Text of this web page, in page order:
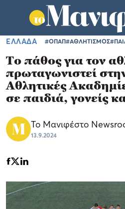
ΕΛΛΑΔΑ #ΟΠΑΠ#ΑΘΛΗΤΙΣΜΟΣ
Το πάθος για τον
πρωταγωνιστεί
Αθλητικές
σε παιδιά, γονείς
Το Μανιφέστο
13.9.2024